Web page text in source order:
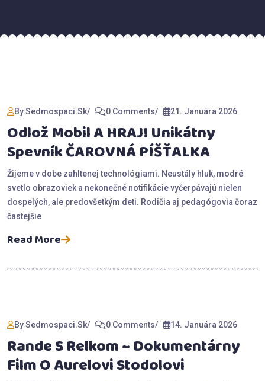
By Sedmospaci.sk 0 Comments 21. Januára 2026
Odlož Mobil A HRAJ! Unikátny
Spevník ČAROVNÁ PÍŠŤALKA
Žijeme v dobe zahltenej technológiami. Neustály hluk, modré
svetlo obrazoviek a nekonečné notifikácie vyčerpávajú nielen
dospelých, ale predovšetkým deti. Rodičia aj pedagógovia čoraz
častejšie
Read More
By Sedmospaci.sk 0 Comments 14. Januára 2026
Rande S Relkom ~ Dokumentárny
Film O Aurelovi Stodolovi